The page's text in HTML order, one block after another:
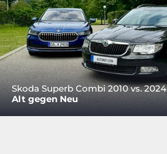
Skoda Superb Combi 2010 vs. 2024
Alt gegen Neu